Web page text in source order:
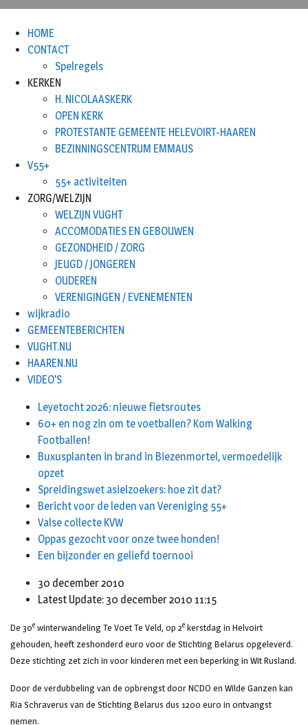
HOME
CONTACT
Spelregels
KERKEN
H. NICOLAASKERK
OPEN KERK
PROTESTANTE GEMEENTE HELEVOIRT-HAAREN
BEZINNINGSCENTRUM EMMAUS
V55+
55+ activiteiten
ZORG/WELZIJN
WELZIJN VUGHT
ACCOMODATIES EN GEBOUWEN
GEZONDHEID / ZORG
JEUGD / JONGEREN
OUDEREN
VERENIGINGEN / EVENEMENTEN
wijkradio
GEMEENTEBERICHTEN
VUGHT.NU
HAAREN.NU
VIDEO’S
Leyetocht 2026: nieuwe fietsroutes
60+ en nog zin om te voetballen? Kom Walking
Footballen!
Buxusplanten in brand in Biezenmortel, vermoedelijk
opzet
Spreidingswet asielzoekers: hoe zit dat?
Bericht voor de leden van Vereniging 55+
Valse collecte KVW
Oppas gezocht voor onze twee honden!
Een bijzonder en geliefd toernooi
30 december 2010
Latest Update: 30 december 2010 11:15
De 30e winterwandeling Te Voet Te Veld, op 2e kerstdag in Helvoirt
gehouden, heeft zeshonderd euro voor de Stichting Belarus opgeleverd.
Deze stichting zet zich in voor kinderen met een beperking in Wit Rusland.
Door de verdubbeling van de opbrengst door NCDO en Wilde Ganzen kan
Ria Schraverus van de Stichting Belarus dus 1200 euro in ontvangst
nemen.